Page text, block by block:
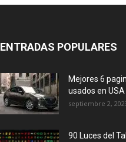
ENTRADAS POPULARES
Mejores 6
usados en USA
septiembre 2,
90 Luces del